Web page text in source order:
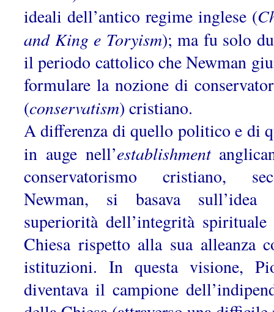
ideali dell’antico regime inglese (
and King e Toryism); ma fu solo
il periodo cattolico che Newman
formulare la nozione di
(conservatism) cristiano.
A differenza di quello politico e di
in auge nell’establishment
conservatorismo cristiano,
Newman, si basava sull’idea
superiorità dell’integrità spirituale
Chiesa rispetto alla sua alleanza
istituzioni. In questa visione,
diventava il campione